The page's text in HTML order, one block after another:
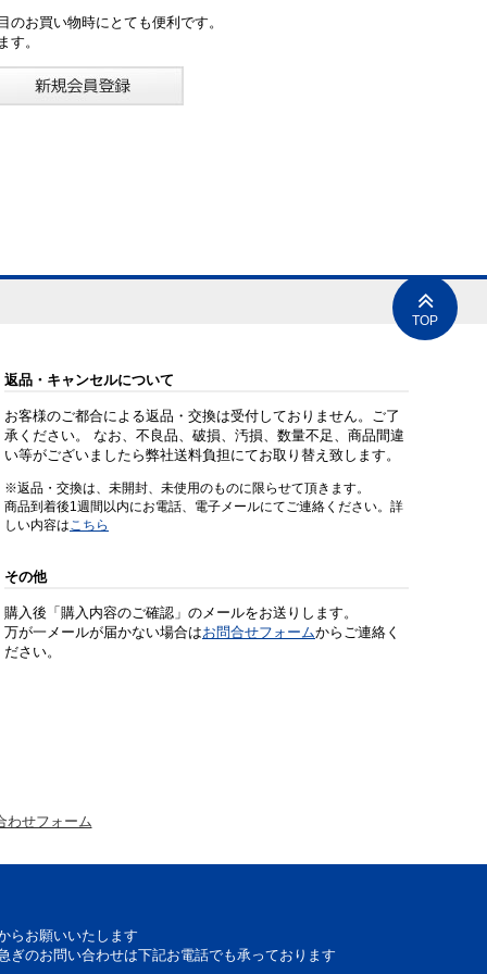
お買い物時にとても便利です。
す。
TOP
返品・キャンセルについて
お客様のご都合による返品・交換は受付しておりません。ご了
承ください。 なお、不良品、破損、汚損、数量不足、商品間違
い等がございましたら弊社送料負担にてお取り替え致します。
※返品・交換は、未開封、未使用のものに限らせて頂きます。
商品到着後1週間以内にお電話、電子メールにてご連絡ください。詳
しい内容はこちら
その他
購入後「購入内容のご確認」のメールをお送りします。
万が一メールが届かない場合はお問合せフォームからご連絡く
ださい。
わせフォーム
らお願いいたします
ぎのお問い合わせは下記お電話でも承っております